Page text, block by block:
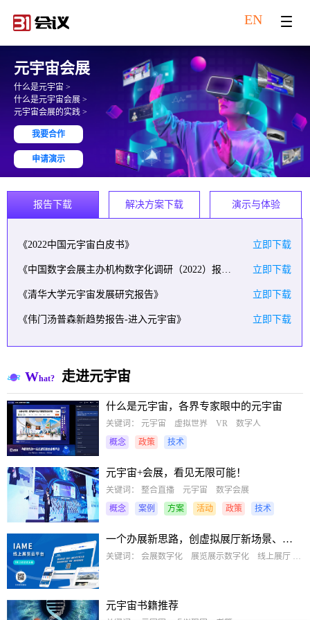
EN
元宇宙会展
什么是元宇宙 >
什么是元宇宙会展 >
元宇宙会展的实践 >
我要合作
申请演示
报告下载 解决方案下载 演示与体验
《2022中国元宇宙白皮书》 立即下载
立即下载
《清华大学元宇宙发展研究报告》 立即下载
《伟门汤普森新趋势报告-进入元宇宙》 立即下载
What? 走进元宇宙
什么是元宇宙，各界专家眼中的元宇宙
关键词： 元宇宙 虚拟世界 VR 数字人
概念
政策 技术
元宇宙+会展，看见无限可能！
关键词： 整合直播 元宇宙 数字会展
概念
案例 方案 活动 政策 技术
一个办展新思路，创虚拟展厅新场景、新体验
关键词： 会展数字化 展览展示数字化 线上展厅 虚拟展厅
元宇宙书籍推荐